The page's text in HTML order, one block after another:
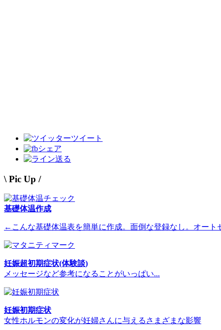
ツイート
シェア
送る
\ Pic Up /
基礎体温作成
←こんな基礎体温表を簡単に作成。面倒な登録なし。オート
妊娠超初期症状(体験談)
メッセージなど参考になることがいっぱい...
妊娠初期症状
女性ホルモンの変化が妊婦さんに与えるさまざまな影響